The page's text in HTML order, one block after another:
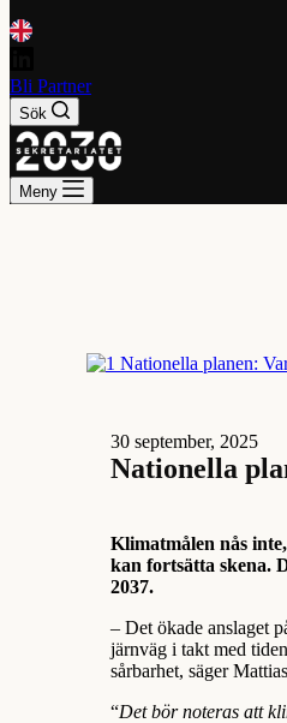
Bli Partner
Sök
Meny
30 september, 2025
Nationella
Klimatmålen nås
kan fortsätta skena.
2037.
– Det ökade anslaget
järnväg i takt med
sårbarhet, säger
“Det bör noteras att